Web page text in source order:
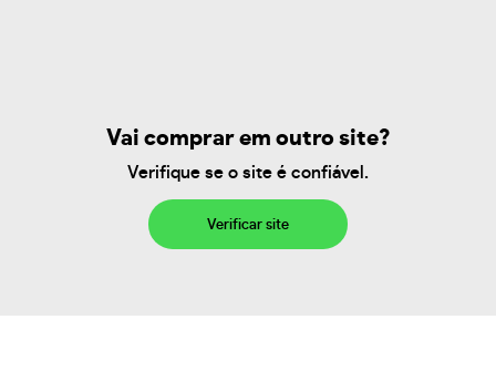
Vai comprar em outro site?
Verifique se o site é confiável.
Verificar site